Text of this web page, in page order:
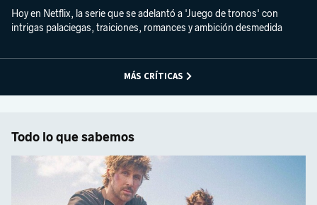
Hoy en Netflix, la serie que se adelantó a 'Juego de tronos' con
intrigas palaciegas, traiciones, romances y ambición desmedida
MÁS CRÍTICAS
Todo lo que sabemos